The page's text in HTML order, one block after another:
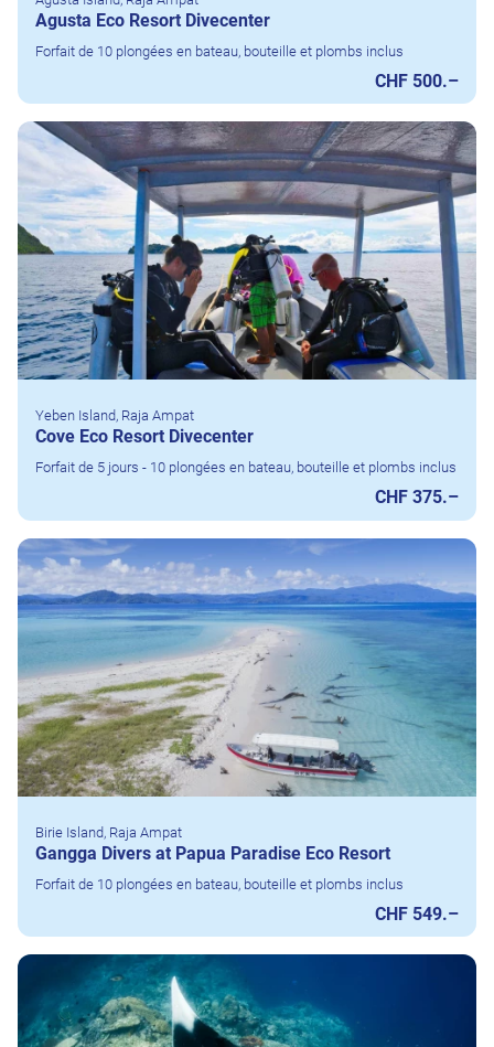
Agusta Eco Resort Divecenter
Forfait de 10 plongées en bateau, bouteille et plombs inclus
CHF 500.–
Yeben Island, Raja Ampat
Cove Eco Resort Divecenter
Forfait de 5 jours - 10 plongées en bateau, bouteille et plombs inclus
CHF 375.–
Birie Island, Raja Ampat
Gangga Divers at Papua Paradise Eco Resort
Forfait de 10 plongées en bateau, bouteille et plombs inclus
CHF 549.–